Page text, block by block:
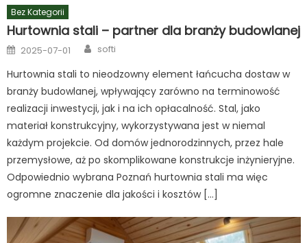
Bez Kategorii
Hurtownia stali – partner dla branży budowlanej
Posted
on
2025-07-01 Author
softi
Hurtownia stali to nieodzowny element łańcucha dostaw w
branży budowlanej, wpływający zarówno na terminowość
realizacji inwestycji, jak i na ich opłacalność. Stal, jako
materiał konstrukcyjny, wykorzystywana jest w niemal
każdym projekcie. Od domów jednorodzinnych, przez hale
przemysłowe, aż po skomplikowane konstrukcje inżynieryjne.
Odpowiednio wybrana Poznań hurtownia stali ma więc
ogromne znaczenie dla jakości i kosztów […]